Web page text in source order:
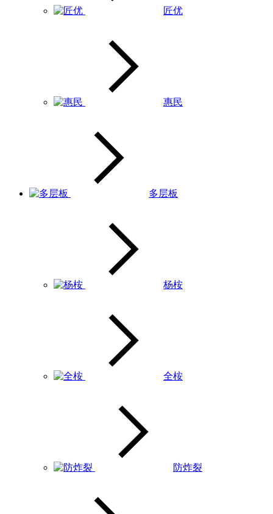
匠优
惠民
多层板
杨桉
全桉
防炸裂